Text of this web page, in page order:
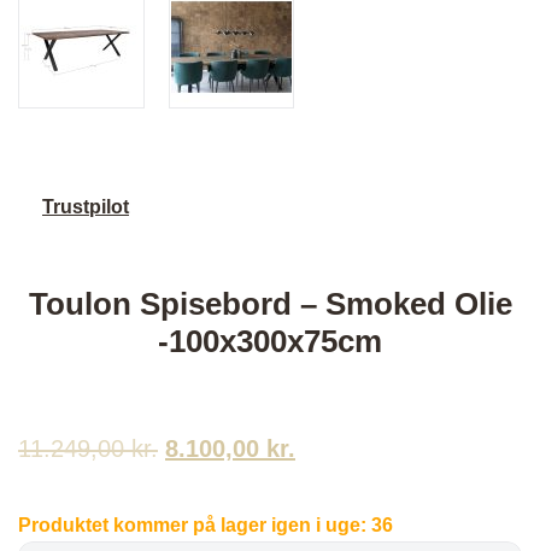
Trustpilot
Toulon Spisebord – Smoked Olie
-100x300x75cm
11.249,00kr. Den
8.100,00 kr.
Produktet kommer på lager igen i uge: 36